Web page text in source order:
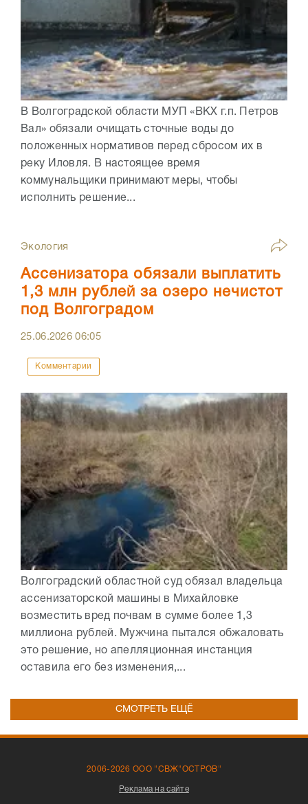
В Волгоградской области МУП «ВКХ г.п. Петров
Вал» обязали очищать сточные воды до
положенных нормативов перед сбросом их в
реку Иловля. В настоящее время
коммунальщики принимают меры, чтобы
исполнить решение...
Экология
Ассенизатора обязали выплатить
1,3 млн рублей за озеро нечистот
под Волгоградом
25.06.202606:05
Комментарии
Волгоградский областной суд обязал владельца
ассенизаторской машины в Михайловке
возместить вред почвам в сумме более 1,3
миллиона рублей. Мужчина пытался обжаловать
это решение, но апелляционная инстанция
оставила его без изменения,...
СМОТРЕТЬ ЕЩЁ
2006-2026 ООО "СВЖ"ОСТРОВ"
Реклама на сайте